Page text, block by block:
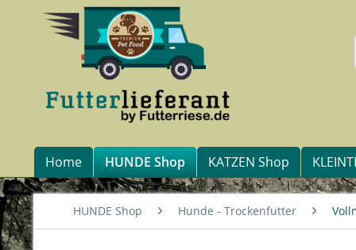
Home HUNDE Shop KATZEN Shop
HUNDE Shop Hunde - Trockenfutter